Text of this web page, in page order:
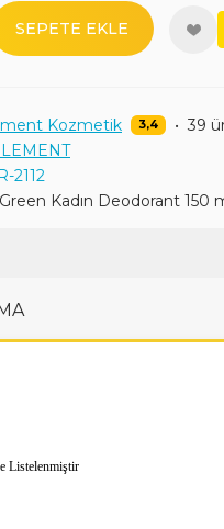
SEPETE EKLE
Kozmetik 3,4 • 39
2112
Kadın Deodorant 150
Listelenmiştir